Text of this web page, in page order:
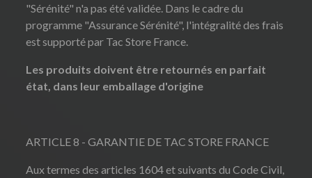
"Sérénité" n'a pas été validée. Dans le cadre du
programme "Assurance Sérénité", l'intégralité des frais
est supporté par Tac Store France.
Les produits doivent être retournés en parfait
état, dans leur emballage d'origine
ARTICLE 8 - GARANTIE DE TAC STORE FRANCE
Aux termes des articles 1604 et suivants du Code Civil,